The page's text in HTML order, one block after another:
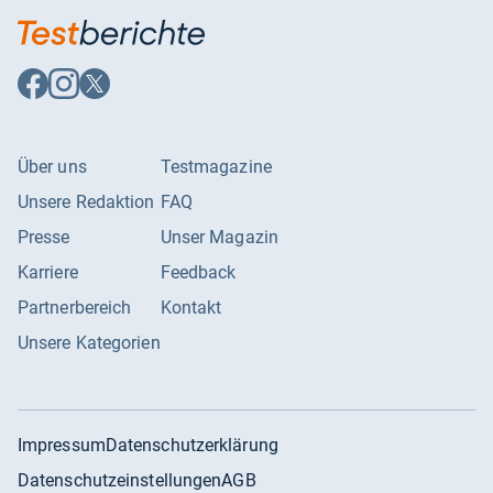
rund 120 EUR (Amazon
Auf
Facebook
Auf
Instagram
Auf
X
Über uns
Unsere Redaktion
Presse
Karriere
Partnerbereich
Unsere Kategorien
Testmagazine
FAQ
Unser Magazin
Feedback
Kontakt
ImpressumDatenschutzerklärung
DatenschutzeinstellungenAGB